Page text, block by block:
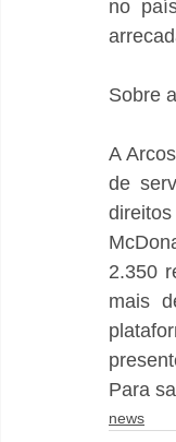
no
Sobre
A
de
2.350
mais
Para
news